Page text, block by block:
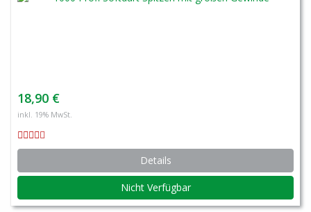
18,90 €
inkl. 19% MwSt.
Details
Nicht Verfügbar